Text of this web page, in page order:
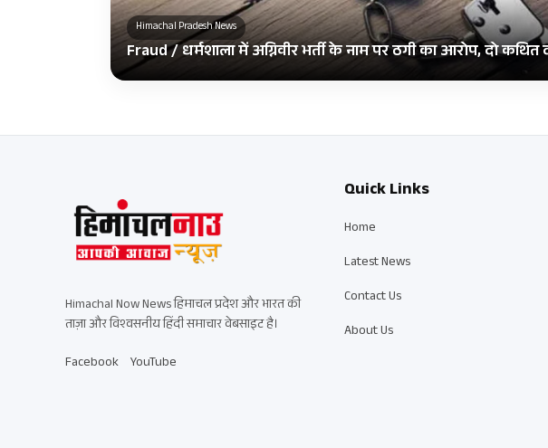
Himachal Pradesh News
Fraud / धर्मशाला में अग्निवीर भर्ती के नाम पर ठगी का आरोप, दो कथित
Himachal Now News हिमाचल प्रदेश और भारत की
ताज़ा और विश्वसनीय हिंदी समाचार वेबसाइट है।
Facebook YouTube
Quick Links
Home
Latest News
Contact Us
About Us